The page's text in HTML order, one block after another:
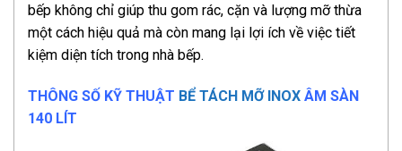
bếp không chỉ giúp thu gom rác, cặn và lượng mỡ thừa
một cách hiệu quả mà còn mang lại lợi ích về việc tiết
kiệm diện tích trong nhà bếp.
THÔNG SỐ KỸ THUẬT BỂ TÁCH MỠ INOX ÂM SÀN
140 LÍT